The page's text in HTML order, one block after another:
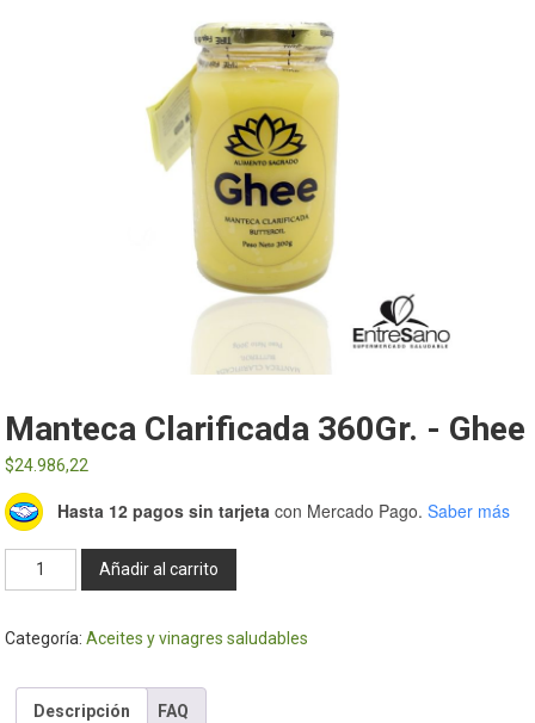
Manteca Clarificada 360Gr. - Ghee
$24.986,22
Hasta 12 pagos sin tarjeta con Mercado Pago. Saber más
Manteca
Clarificada
cantidad
Añadir al carrito
Categoría:Aceites y vinagres saludables
Descripción FAQ